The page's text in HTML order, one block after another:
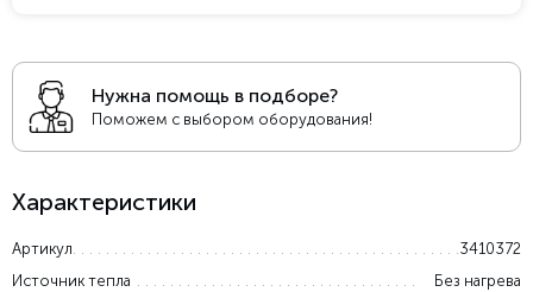
Нужна помощь в подборе?
Поможем с выбором оборудования!
Характеристики
Артикул
3410372
Источник тепла
Без нагрева